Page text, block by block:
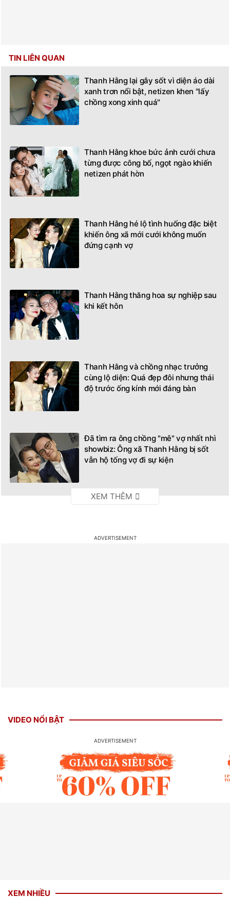
TIN LIÊN QUAN
Thanh Hằng lại gây sốt vì diện áo dài
xanh trơn nổi bật, netizen khen "lấy
chồng xong xinh quá"
Thanh Hằng khoe bức ảnh cưới chưa
từng được công bố, ngọt ngào khiến
netizen phát hờn
Thanh Hằng hé lộ tình huống đặc biệt
khiến ông xã mới cưới không muốn
đứng cạnh vợ
Thanh Hằng thăng hoa sự nghiệp sau
khi kết hôn
Thanh Hằng và chồng nhạc trưởng
cùng lộ diện: Quá đẹp đôi nhưng thái
độ trước ống kính mới đáng bàn
Đã tìm ra ông chồng "mê" vợ nhất nhì
showbiz: Ông xã Thanh Hằng bị sốt
vẫn hộ tống vợ đi sự kiện
VIDEO NỔI BẬT
XEM NHIỀU